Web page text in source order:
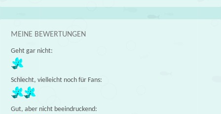
MEINE BEWERTUNGEN
Geht gar nicht:
Schlecht, vielleicht noch für Fans:
Gut, aber nicht beeindruckend: